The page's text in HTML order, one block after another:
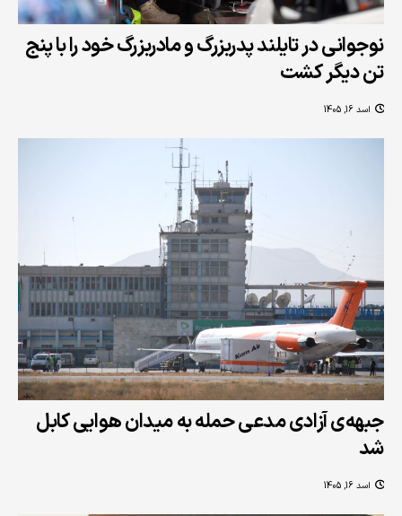
نوجوانی در تایلند پدربزرگ و مادربزرگ خود را با پنج
تن دیگر کشت
اسد 16, 1405
جبهه‌ی آزادی مدعی حمله به میدان هوایی کابل
شد
اسد 16, 1405